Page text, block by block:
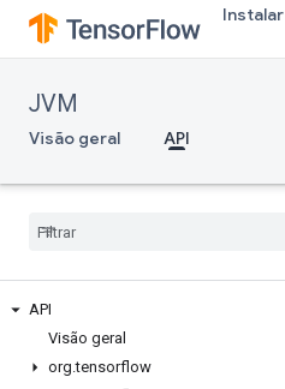
Instalar
JVM
Visão geral API
API
Visão geral
org.tensorflow